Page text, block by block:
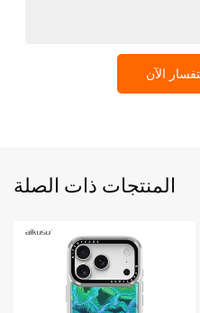
الآن
المنتجات ذات الصلة